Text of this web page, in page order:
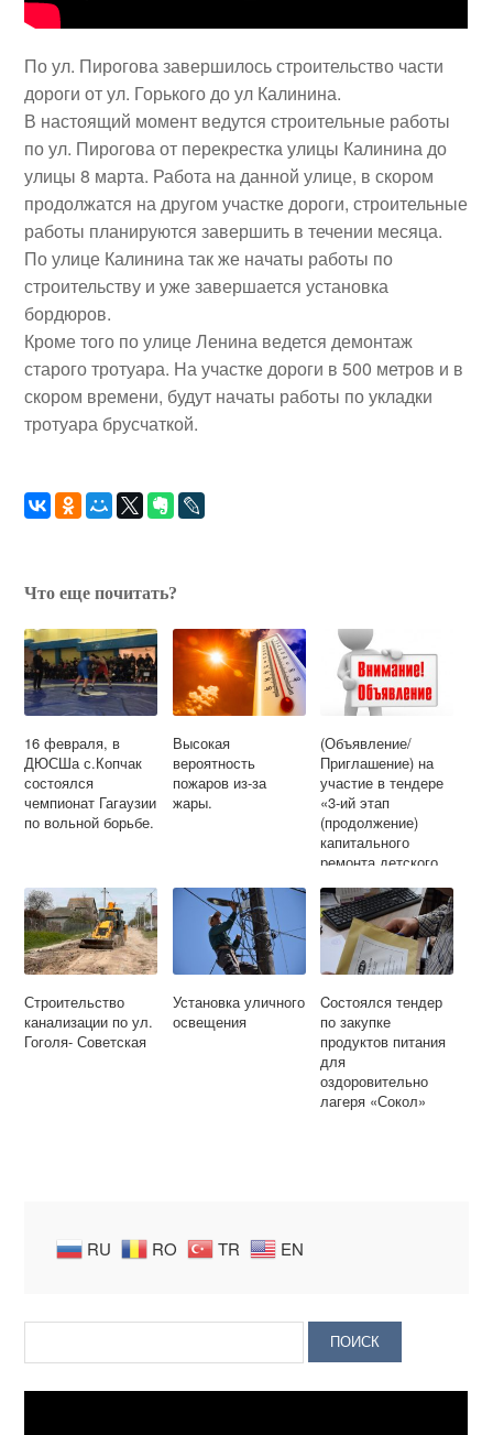
По ул. Пирогова завершилось строительство части
дороги от ул. Горького до ул Калинина.
В настоящий момент ведутся строительные работы
по ул. Пирогова от перекрестка улицы Калинина до
улицы 8 марта. Работа на данной улице, в скором
продолжатся на другом участке дороги, строительные
работы планируются завершить в течении месяца.
По улице Калинина так же начаты работы по
строительству и уже завершается установка
бордюров.
Кроме того по улице Ленина ведется демонтаж
старого тротуара. На участке дороги в 500 метров и в
скором времени, будут начаты работы по укладки
тротуара брусчаткой.
Что еще почитать?
16 февраля, в
ДЮСШа с.Копчак
состоялся
чемпионат Гагаузии
по вольной борьбе.
Высокая
вероятность
пожаров из-за
жары.
(Объявление/
Приглашение) на
участие в тендере
«3-ий этап
(продолжение)
капитального
ремонта детского
Копчак, Чадыр-
Лунгского района»
Строительство
канализации по ул.
Гоголя- Советская
Установка уличного
освещения
Cостоялся тендер
по закупке
продуктов питания
для
оздоровительно
лагеря «Сокол»
RU RO TR EN